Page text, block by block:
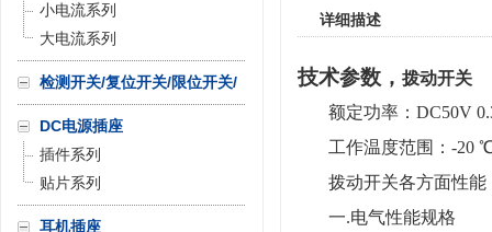
小电流系列
大电流系列
检测开关/复位开关/限位开关/
微动开关
DC电源插座
插件系列
贴片系列
耳机插座
详细描述
技术参数， 拨动开关
额定功率：DC50V
工作温度范围：-20
拨动开关各方面性能
一.电气性能规格